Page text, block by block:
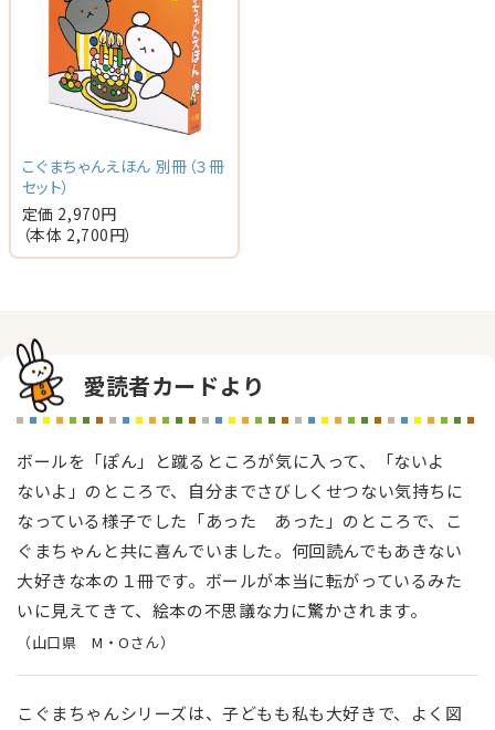
こぐまちゃんえほん 別冊（３冊
セット）
定価 2,970円
（本体 2,700円）
愛読者カードより
ボールを「ぽん」と蹴るところが気に入って、「ないよ
ないよ」のところで、自分までさびしくせつない気持ちに
なっている様子でした「あった あった」のところで、こ
ぐまちゃんと共に喜んでいました。何回読んでもあきない
大好きな本の１冊です。ボールが本当に転がっているみた
いに見えてきて、絵本の不思議な力に驚かされます。
（山口県 M・Oさん）
こぐまちゃんシリーズは、子どもも私も大好きで、よく図